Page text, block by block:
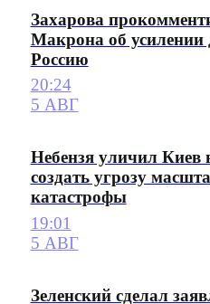
Захарова
Макрона об усилении
Россию
20:24
5 АВГ
Небензя уличил Киев
создать угрозу
катастрофы
19:01
5 АВГ
Зеленский сделал